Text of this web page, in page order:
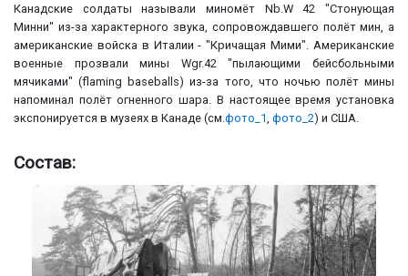
Канадские солдаты называли миномёт Nb.W 42 "Стонующая
Минни" из-за характерного звука, сопровождавшего полёт мин, а
американские войска в Италии - "Кричащая Мими". Американские
военные прозвали мины Wgr.42 "пылающими бейсбольными
мячиками" (flaming baseballs) из-за того, что ночью полёт мины
напоминал полёт огненного шара. В настоящее время установка
экспонируется в музеях в Канаде (см. фото_1 фото_2) и США.
Состав: